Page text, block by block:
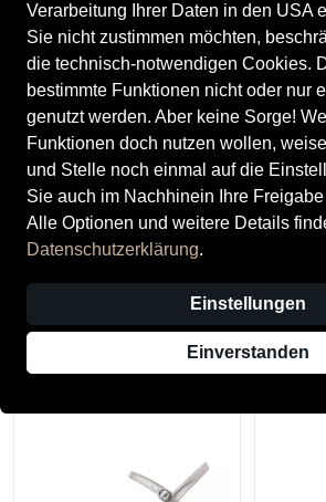
Verarbeitung Ihrer Daten in den USA
Sie nicht zustimmen möchten,
die technisch-notwendigen Cookies.
bestimmte Funktionen nicht oder nur
genutzt werden. Aber keine Sorge!
Funktionen doch nutzen wollen,
und Stelle noch einmal auf die
Sie auch im Nachhinein Ihre
Alle Optionen und weitere Details
Datenschutzerklärung.
Einstellungen
Einverstanden
Gabor
Klassisch schilf
130,00 €